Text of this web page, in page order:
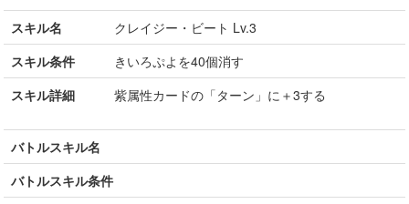
スキル名
クレイジー・ビート Lv.3
スキル条件
きいろぷよを40個消す
スキル詳細
紫属性カードの「ターン」に＋3する
バトルスキル名
バトルスキル条件